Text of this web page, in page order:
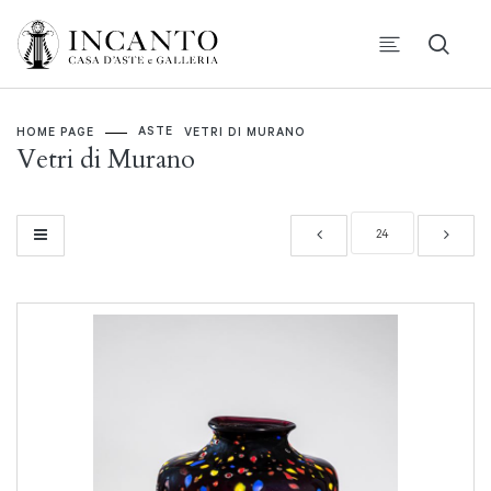
HOME PAGE ASTE VETRI DI MURANO
Vetri di Murano